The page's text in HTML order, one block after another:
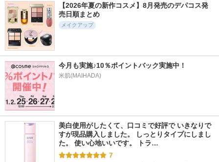
【2026年夏の新作コスメ】8月発売のデパコス発
売日順まとめ
メイクアップ
今月も実施♪10％ポイントバック実施中！
米肌(MAIHADA)
美白使用がしたくて、口コミで好評で いきなりで
すが現品購入しました。 しっとりタイプにしまし
た。 使い心地いいです。 トラ…
7